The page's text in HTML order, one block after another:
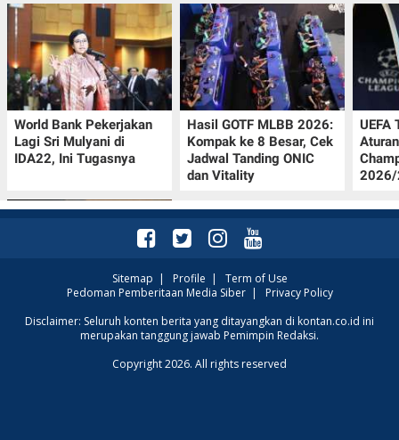
World Bank Pekerjakan
Lagi Sri Mulyani di
IDA22, Ini Tugasnya
Hasil GOTF MLBB 2026:
Kompak ke 8 Besar, Cek
Jadwal Tanding ONIC
dan Vitality
UEFA
2026/
Jadwal Persija vs Arema
FC Perebutan Juara 3
Sitemap | Profile | Term of Use
Pedoman Pemberitaan Media Siber| Privacy Policy
Disclaimer: Seluruh konten berita yang ditayangkan di kontan.co.id ini
merupakan tanggung jawab Pemimpin Redaksi.
Copyright 2026. All rights reserved